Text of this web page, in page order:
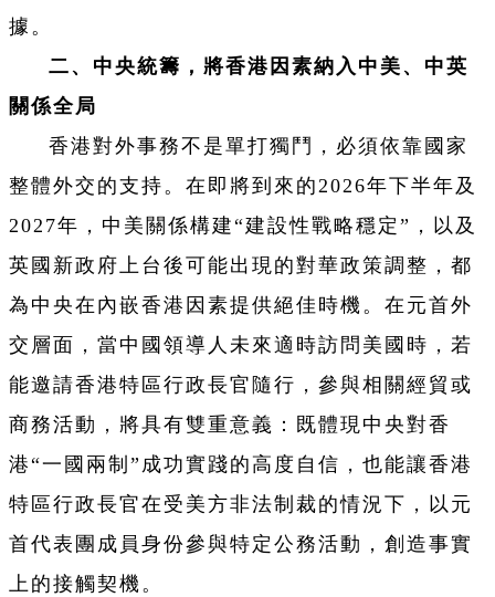
據。
二、中央統籌，將香港因素納入中美、中英
關係全局
香港對外事務不是單打獨鬥，必須依靠國家
整體外交的支持。在即將到來的2026年下半年及
2027年，中美關係構建“建設性戰略穩定”，以及
英國新政府上台後可能出現的對華政策調整，都
為中央在內嵌香港因素提供絕佳時機。在元首外
交層面，當中國領導人未來適時訪問美國時，若
能邀請香港特區行政長官隨行，參與相關經貿或
商務活動，將具有雙重意義：既體現中央對香
港“一國兩制”成功實踐的高度自信，也能讓香港
特區行政長官在受美方非法制裁的情況下，以元
首代表團成員身份參與特定公務活動，創造事實
上的接觸契機。